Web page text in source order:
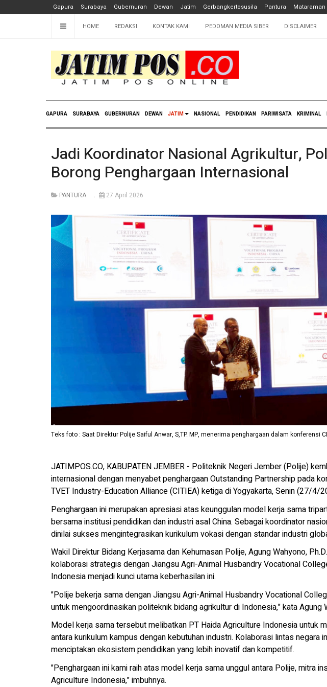
Gapura Surabaya Gubernuran Dewan Jatim Gerbangkertosusila Pantura Mataraman
HOME REDAKSI KONTAK KAMI PEDOMAN MEDIA SIBER DISCLAIMER
GAPURA SURABAYA GUBERNURAN DEWAN JATIM NASIONAL PENDIDIKAN PARIWISATA KRIMINAL
Jadi Koordinator Nasional Agrikultur,
Borong Penghargaan Internasional
PANTURA 27 April 2026
Teks foto : Saat Direktur Polije Saiful Anwar, S,TP. MP, menerima penghargaan dalam konferensi
JATIMPOS.CO, KABUPATEN JEMBER - Politeknik Negeri Jember (Polije)
internasional dengan menyabet penghargaan Outstanding Partnership pada
TVET Industry-Education Alliance (CITIEA) ketiga di Yogyakarta, Senin (27/4/
Penghargaan ini merupakan apresiasi atas keunggulan model kerja sama
bersama institusi pendidikan dan industri asal China. Sebagai koordinator
dinilai sukses mengintegrasikan kurikulum vokasi dengan standar industri
Wakil Direktur Bidang Kerjasama dan Kehumasan Polije, Agung Wahyono,
kolaborasi strategis dengan Jiangsu Agri-Animal Husbandry Vocational
Indonesia menjadi kunci utama keberhasilan ini.
"Polije bekerja sama dengan Jiangsu Agri-Animal Husbandry Vocational
untuk mengoordinasikan politeknik bidang agrikultur di Indonesia," kata Agung
Model kerja sama tersebut melibatkan PT Haida Agriculture Indonesia untuk
antara kurikulum kampus dengan kebutuhan industri. Kolaborasi lintas negara
menciptakan ekosistem pendidikan yang lebih inovatif dan kompetitif.
"Penghargaan ini kami raih atas model kerja sama unggul antara Polije, mitra
Agriculture Indonesia," imbuhnya.